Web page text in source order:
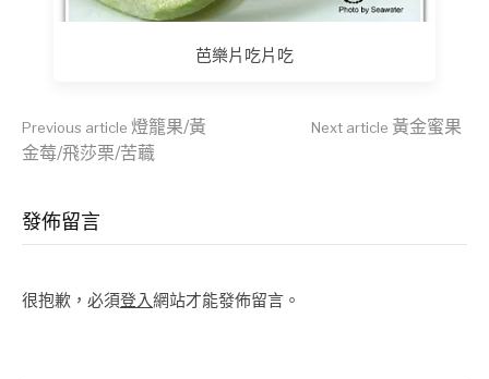
芭樂片吃片吃
Continue
Reading
Previous article 燈籠果/黃
金莓/飛莎栗/苦蘵
Next article 黃金蜜果
發佈留言
很抱歉，必須登入網站才能發佈留言。